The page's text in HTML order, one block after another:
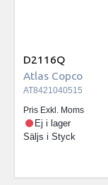
D2116Q
Atlas Copco
AT8421040515
Pris Exkl. Moms
Ej i lager
Säljs i Styck